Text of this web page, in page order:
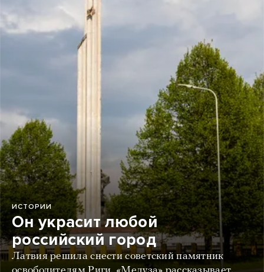
ИСТОРИИ
Он украсит любой
российский город
Латвия решила снести советский памятник